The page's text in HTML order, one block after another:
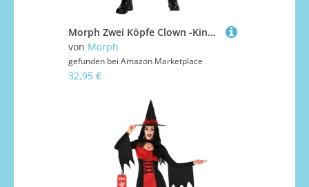
Morph Zwei Köpfe Clown -Kinder M
von Morph
gefunden bei Amazon Marketplace
32,95 €